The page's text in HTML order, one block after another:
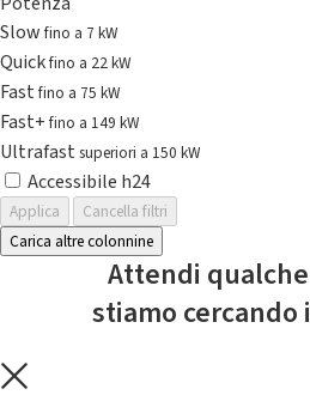
Slowfino a 7 kW
Quickfino a 22 kW
Fastfino a 75 kW
Fast+fino a 149 kW
Ultrafast superiori a 150 kW
Accessibile h24
Applica
Cancella filtri
Carica altre colonnine
Attendi
stiamo